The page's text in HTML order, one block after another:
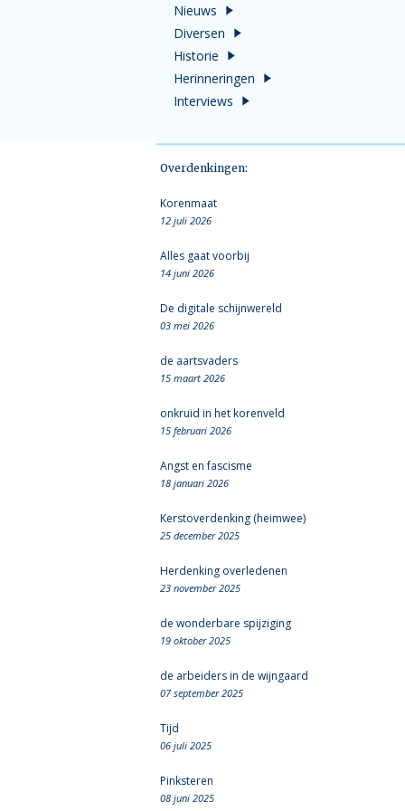
Nieuws
Diversen
Historie
Herinneringen
Interviews
Overdenkingen:
Korenmaat
12 juli 2026
Alles gaat voorbij
14 juni 2026
De digitale schijnwereld
03 mei 2026
de aartsvaders
15 maart 2026
onkruid in het korenveld
15 februari 2026
Angst en fascisme
18 januari 2026
Kerstoverdenking (heimwee)
25 december 2025
Herdenking overledenen
23 november 2025
de wonderbare spijziging
19 oktober 2025
de arbeiders in de wijngaard
07 september 2025
Tijd
06 juli 2025
Pinksteren
08 juni 2025